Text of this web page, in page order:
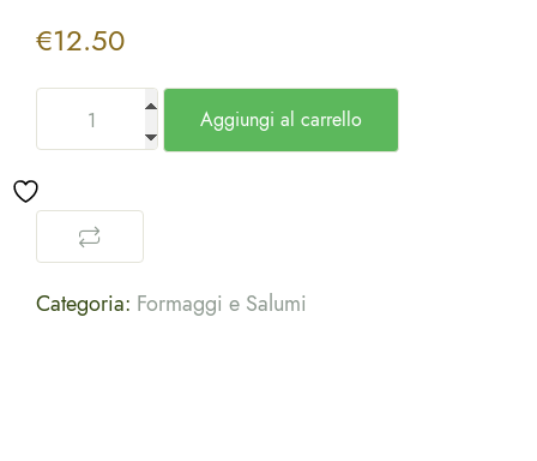
€12.50
Aggiungi al carrello
Categoria: Formaggi e Salumi